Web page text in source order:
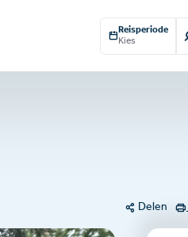
Reisperiode
Kies
Delen